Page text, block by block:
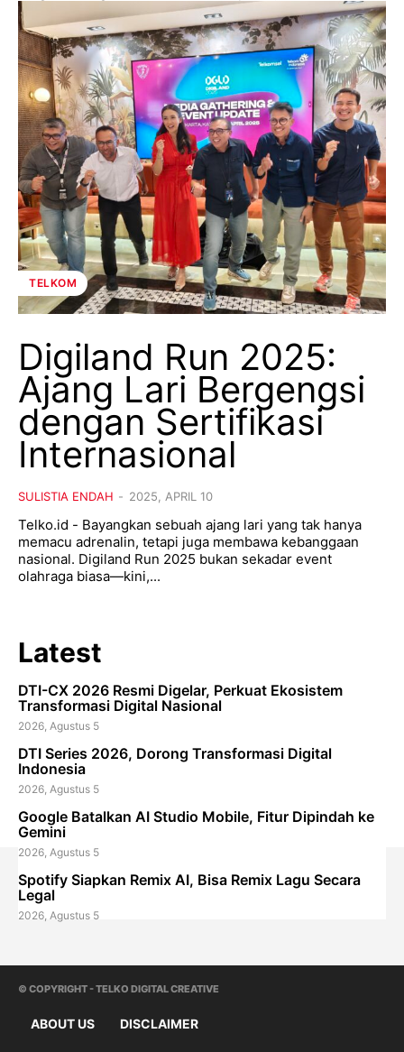
TELKOM
Digiland Run 2025:
Ajang Lari Bergengsi
dengan Sertifikasi
Internasional
SULISTIA ENDAH - 2025, APRIL 10
Telko.id - Bayangkan sebuah ajang lari yang tak hanya
memacu adrenalin, tetapi juga membawa kebanggaan
nasional. Digiland Run 2025 bukan sekadar event
olahraga biasa—kini,...
Latest
DTI-CX 2026 Resmi Digelar, Perkuat Ekosistem
Transformasi Digital Nasional
2026, Agustus 5
DTI Series 2026, Dorong Transformasi Digital
Indonesia
2026, Agustus 5
Google Batalkan AI Studio Mobile, Fitur Dipindah ke
Gemini
2026, Agustus 5
Spotify Siapkan Remix AI, Bisa Remix Lagu Secara
Legal
2026, Agustus 5
© COPYRIGHT - TELKO DIGITAL CREATIVE
ABOUT US DISCLAIMER